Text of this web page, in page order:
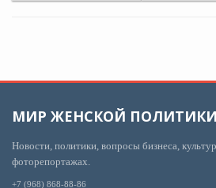
МИР ЖЕНСКОЙ ПОЛИТИКИ
Новости, политики, вопросы бизнеса,
фоторепортажах.
+7 (968) 868-88-86